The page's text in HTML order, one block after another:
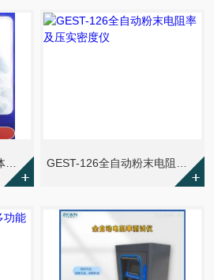
GEST-126全自动粉末导体电阻率测试仪 GEST-126全自动粉末电阻率及压实密度仪